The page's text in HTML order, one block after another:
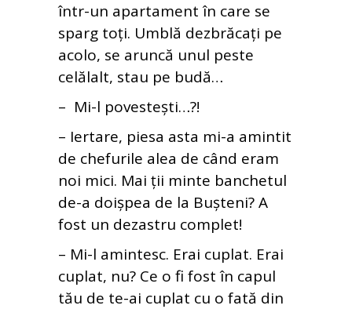
într-un apartament în care se
sparg toți. Umblă dezbrăcați pe
acolo, se aruncă unul peste
celălalt, stau pe budă…
– Mi-l povestești…?!
– Iertare, piesa asta mi-a amintit
de chefurile alea de când eram
noi mici. Mai ții minte banchetul
de-a doișpea de la Bușteni? A
fost un dezastru complet!
– Mi-l amintesc. Erai cuplat. Erai
cuplat, nu? Ce o fi fost în capul
tău de te-ai cuplat cu o fată din